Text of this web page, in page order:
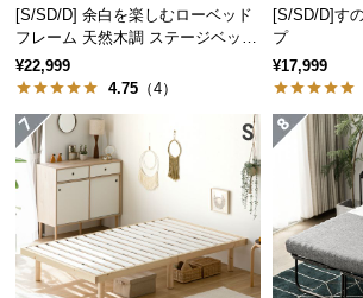
客
様
サ
ポ
ー
ト
お
[S/SD/D] 余白を楽しむローベッド
フレーム 天然木調 ステージベッド
2口コンセントタイプ
¥22,999
4.75 （4）
[S/SD/D]す
プ
¥17,999